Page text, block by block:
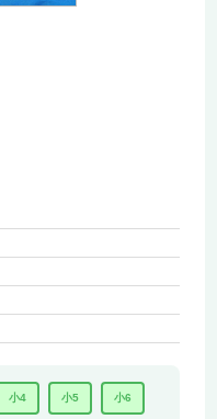
小4 小5 小6